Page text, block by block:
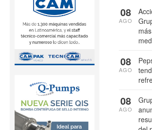
08
AGO
08
AGO
08
AGO